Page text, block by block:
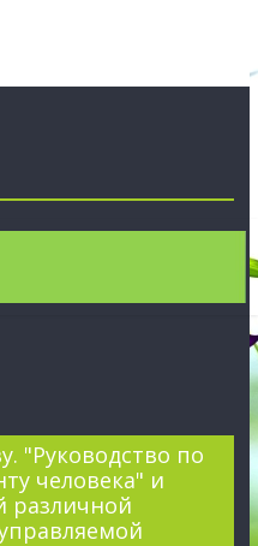
"Руководство по
человека" и
различной